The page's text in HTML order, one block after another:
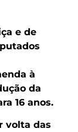
e de
à
da
16 anos.
volta das